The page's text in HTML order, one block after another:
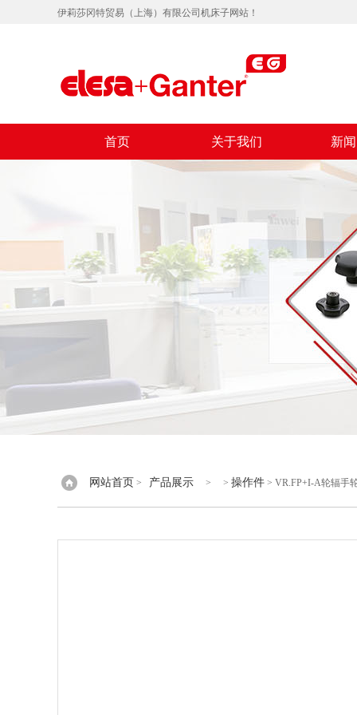
伊莉莎冈特贸易（上海）有限公司机床子网站！
首页 关于我们 新
网站首页 > 产品展示 > > 操作件 > VR.FP+I-A轮辐手